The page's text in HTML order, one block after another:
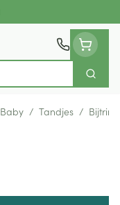
Zoek
Baby / Tandjes / Bijtring